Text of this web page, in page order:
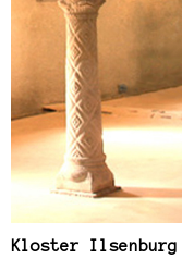
Kloster Ilsenburg